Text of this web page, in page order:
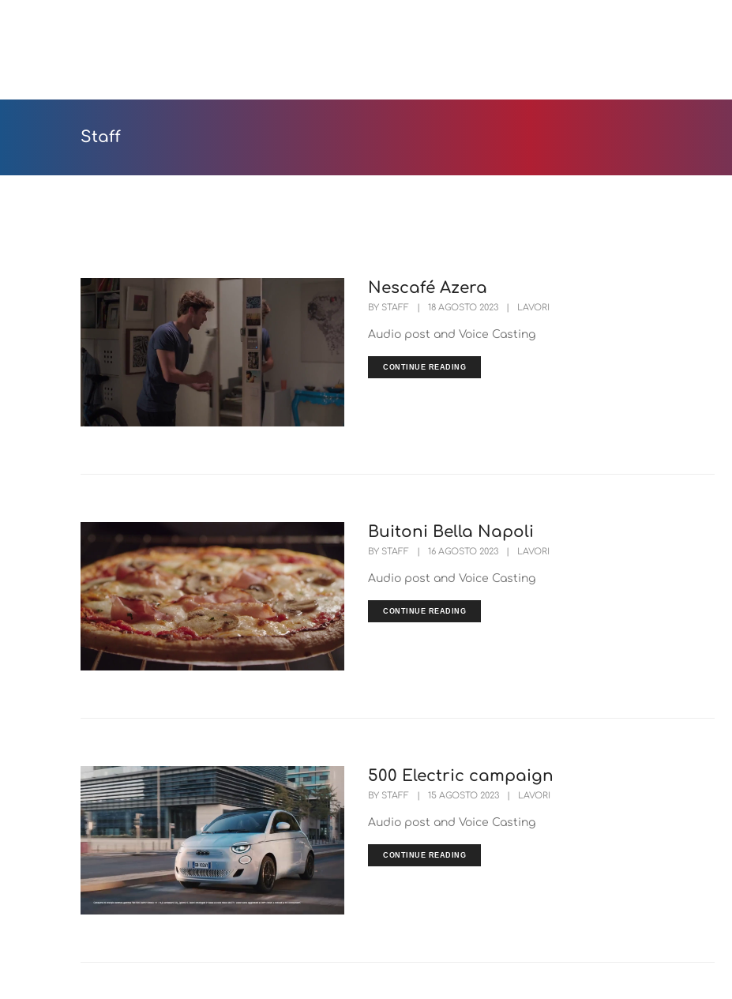
Staff
Nescafé Azera
BY STAFF | 18 AGOSTO 2023 | LAVORI
Audio post and Voice Casting
CONTINUE READING
Buitoni Bella Napoli
BY STAFF 16 AGOSTO 2023 LAVORI
Audio post and Voice Casting
CONTINUE READING
500 Electric campaign
BY STAFF 15 AGOSTO 2023 LAVORI
Audio post and Voice Casting
CONTINUE READING